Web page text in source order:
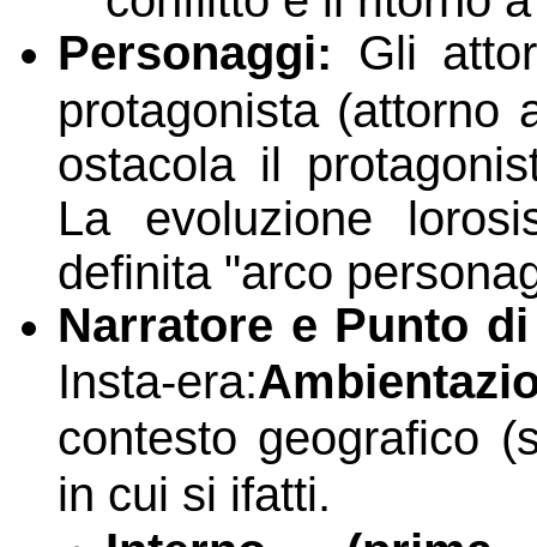
Personaggi: Gli
protagonista (attorno
ostacola il
La evoluzione
definita "arco
Narratore e Punto
Insta-era:
contesto geografico
in cui si ifatti.